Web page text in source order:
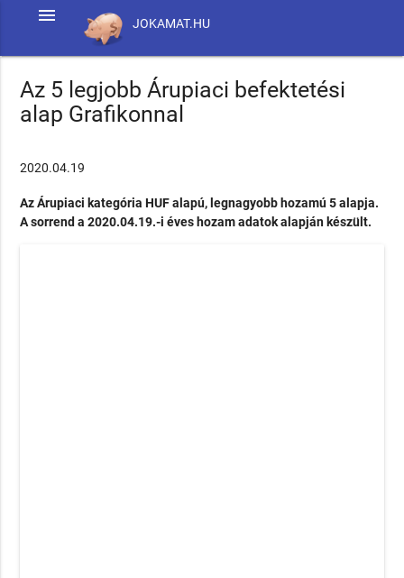
JOKAMAT.HU
menu
Az 5 legjobb Árupiaci befektetési
alap Grafikonnal
2020.04.19
Az Árupiaci kategória HUF alapú, legnagyobb hozamú 5 alapja.
A sorrend a 2020.04.19.-i éves hozam adatok alapján készült.